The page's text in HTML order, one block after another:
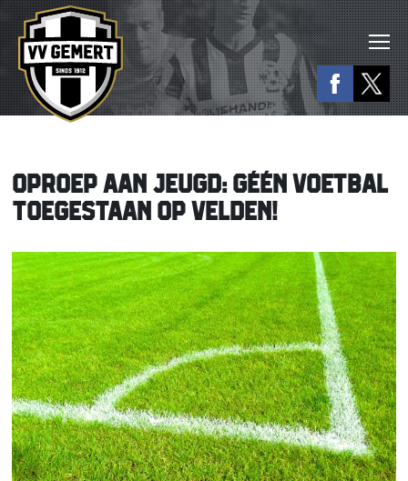
OPROEP AAN JEUGD: GÉÉN VOETBAL
TOEGESTAAN OP VELDEN!